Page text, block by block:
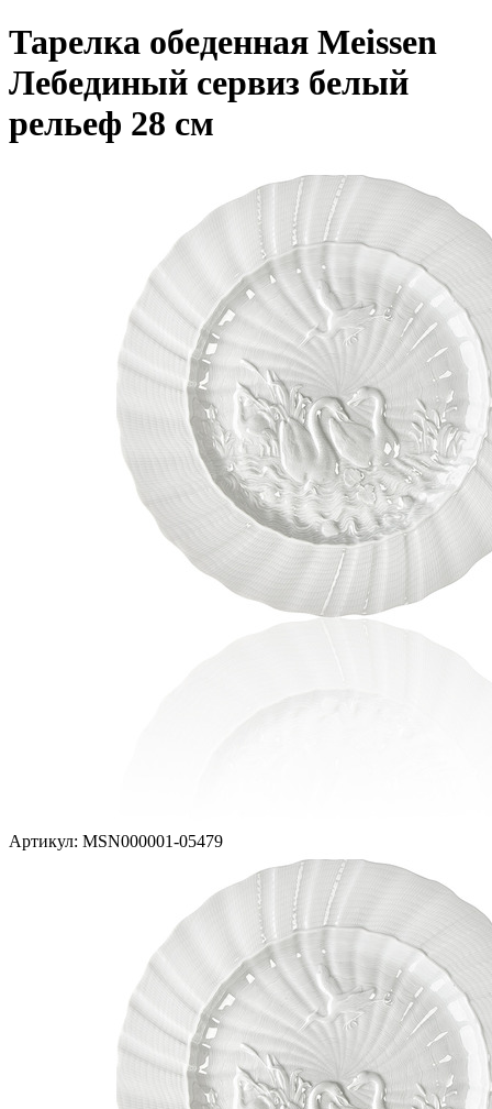
Тарелка обеденная Meissen
Лебединый сервиз белый
рельеф 28 см
Артикул: MSN000001-05479